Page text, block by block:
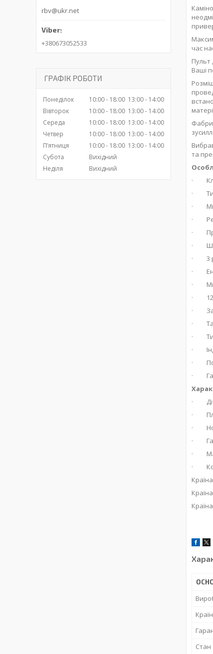
час
Пульт
Ваші
та
·
· Тип
·
·
·
·
· 3
·
·
· 12
·
·
·
·
·
·
·
·
·
·
·
·
Стан
rbv@ukr.net
+380673052533
ГРАФІК РОБОТИ
Понеділок 10:00 18:00 13:00
14:00
Вівторок
10:00 18:00 13:00
14:00
Середа
10:00 18:00 13:00
14:00
Четвер
10:00 18:00 13:00
14:00
Пʼятниця
10:00 18:00 13:00
14:00
Субота
Вихідний
Неділя
Вихідний